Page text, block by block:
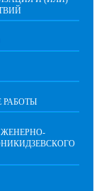
РАБОТЫ